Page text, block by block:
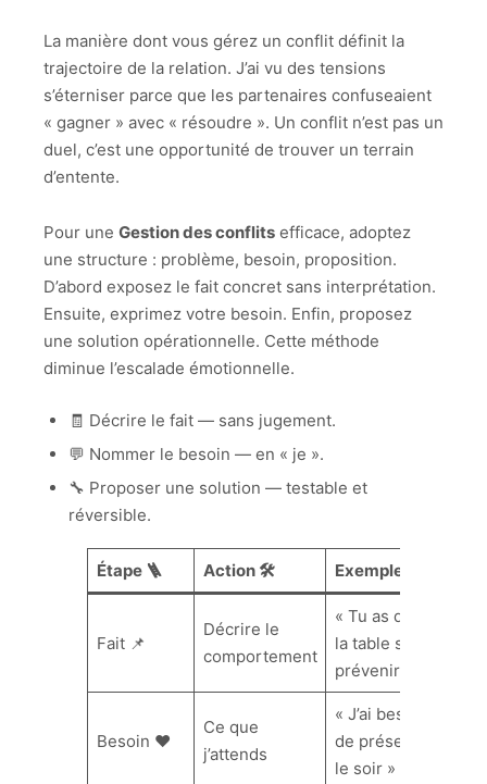
La manière dont vous gérez un conflit définit la
trajectoire de la relation. J’ai vu des tensions
s’éterniser parce que les partenaires confuseaient
« gagner » avec « résoudre ». Un conflit n’est pas un
duel, c’est une opportunité de trouver un terrain
d’entente.
Pour une Gestion des conflits efficace, adoptez
une structure : problème, besoin, proposition.
D’abord exposez le fait concret sans interprétation.
Ensuite, exprimez votre besoin. Enfin, proposez
une solution opérationnelle. Cette méthode
diminue l’escalade émotionnelle.
🧾 Décrire le fait — sans jugement.
💬 Nommer le besoin — en « je ».
🔧 Proposer une solution — testable et
réversible.
Étape 🪜 Action 🛠️ Exemple 💡
Fait 📌
Décrire le
comportement
« Tu as quitté
la table sans
prévenir » 🍽️
Besoin ❤️
Ce que
j’attends
« J’ai besoin
de présence
le soir » 🌙